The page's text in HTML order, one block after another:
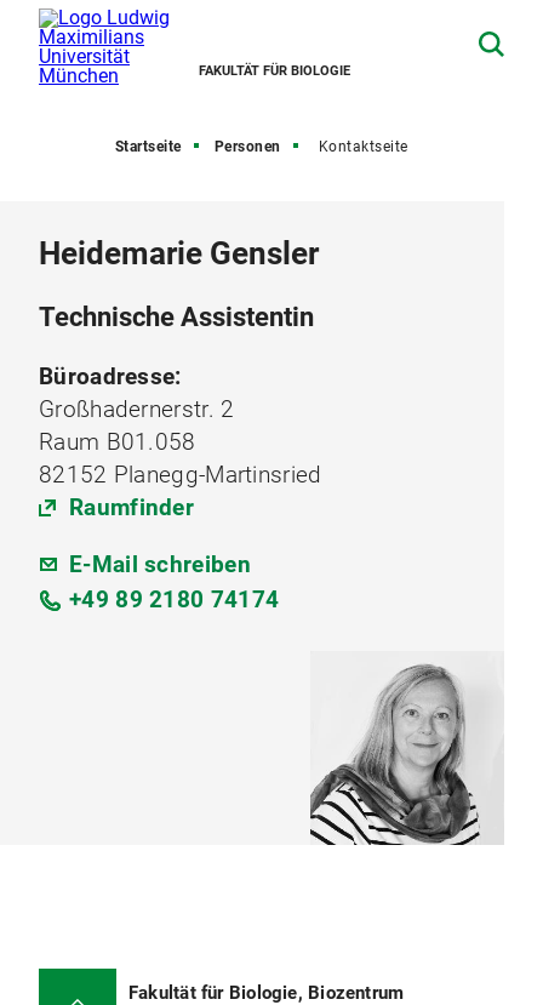
FAKULTÄT FÜR BIOLOGIE
Startseite Personen Kontaktseite
Heidemarie Gensler
Technische Assistentin
Büroadresse:
Großhadernerstr. 2
Raum B01.058
82152 Planegg-Martinsried
Raumfinder
E-Mail schreiben
+49 89 2180 74174
Fakultät für Biologie, Biozentrum